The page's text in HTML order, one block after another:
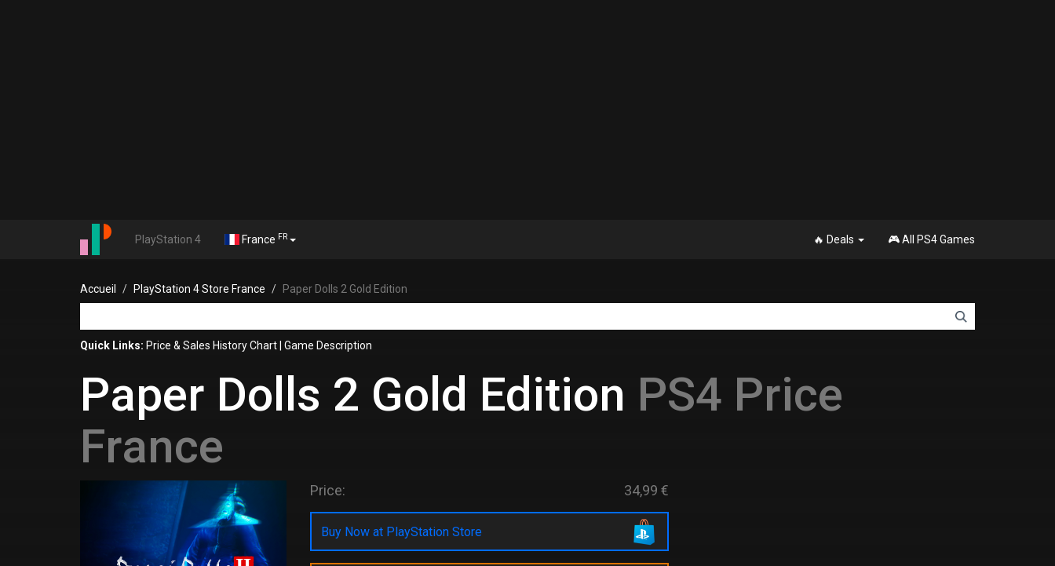
PlayStation 4 France FR 🔥 Deals 🎮 All PS4 Games
Accueil PlayStation 4 Store France Paper Dolls 2 Gold Edition
Quick Links: Price & Sales History Chart Game Description
Paper Dolls 2 Gold Edition PS4 Price
France
Price: 34,99 €
Buy Now at PlayStation Store